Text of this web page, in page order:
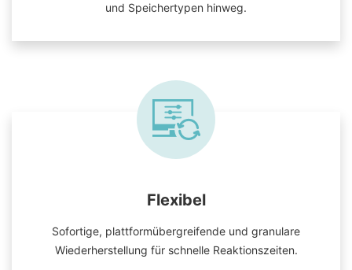
und Speichertypen hinweg.
Flexibel
Sofortige, plattformübergreifende und granulare
Wiederherstellung für schnelle Reaktionszeiten.